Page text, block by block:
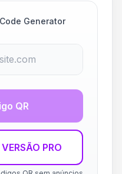
Generator
QR
PRO